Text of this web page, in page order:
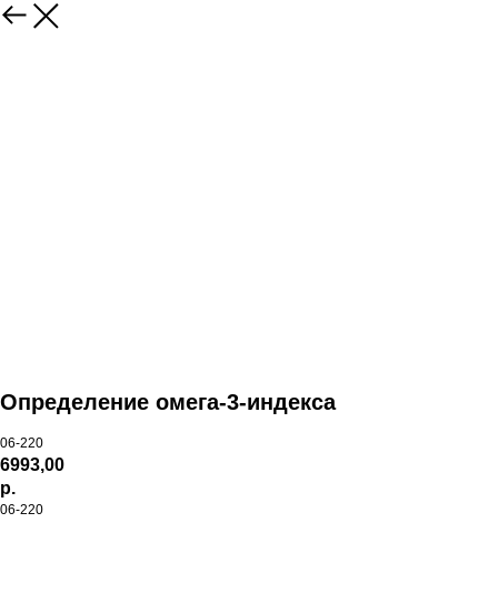
Определение омега-3-индекса
06-220
6993,00
р.
06-220